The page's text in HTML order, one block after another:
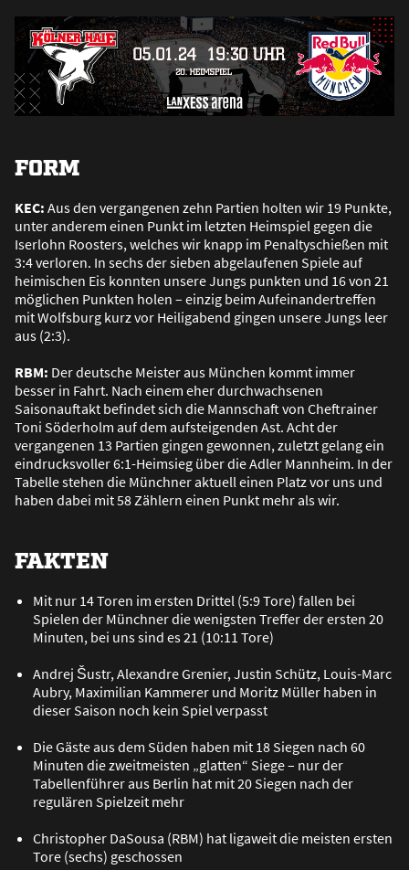
FORM
KEC: Aus den vergangenen zehn Partien holten wir 19 Punkte,
unter anderem einen Punkt im letzten Heimspiel gegen die
Iserlohn Roosters, welches wir knapp im Penaltyschießen mit
3:4 verloren. In sechs der sieben abgelaufenen Spiele auf
heimischen Eis konnten unsere Jungs punkten und 16 von 21
möglichen Punkten holen – einzig beim Aufeinandertreffen
mit Wolfsburg kurz vor Heiligabend gingen unsere Jungs leer
aus (2:3).
RBM: Der deutsche Meister aus München kommt immer
besser in Fahrt. Nach einem eher durchwachsenen
Saisonauftakt befindet sich die Mannschaft von Cheftrainer
Toni Söderholm auf dem aufsteigenden Ast. Acht der
vergangenen 13 Partien gingen gewonnen, zuletzt gelang ein
eindrucksvoller 6:1-Heimsieg über die Adler Mannheim. In der
Tabelle stehen die Münchner aktuell einen Platz vor uns und
haben dabei mit 58 Zählern einen Punkt mehr als wir.
FAKTEN
Mit nur 14 Toren im ersten Drittel (5:9 Tore) fallen bei
Spielen der Münchner die wenigsten Treffer der ersten 20
Minuten, bei uns sind es 21 (10:11 Tore)
Andrej Šustr, Alexandre Grenier, Justin Schütz, Louis-Marc
Aubry, Maximilian Kammerer und Moritz Müller haben in
dieser Saison noch kein Spiel verpasst
Die Gäste aus dem Süden haben mit 18 Siegen nach 60
Minuten die zweitmeisten „glatten“ Siege – nur der
Tabellenführer aus Berlin hat mit 20 Siegen nach der
regulären Spielzeit mehr
Christopher DaSousa (RBM) hat ligaweit die meisten ersten
Tore (sechs) geschossen